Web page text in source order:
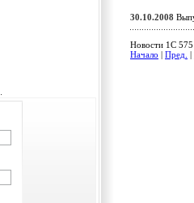
30.10.2008
Новости 1C
Начало
Пред.